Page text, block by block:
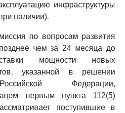
инфраструктуры
наличии).
по вопросам развития
позднее чем за 24 месяца до
мощности новых
указанной в решении
Федерации,
первым пункта 112(5)
поступившие в